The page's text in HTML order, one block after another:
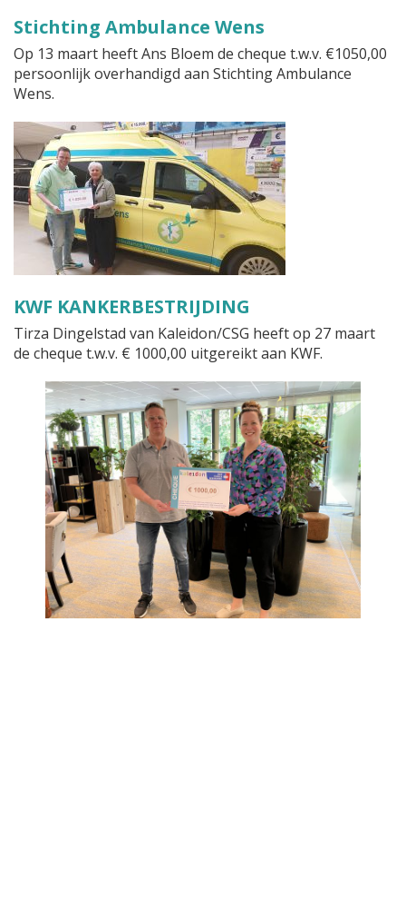
Stichting Ambulance Wens
Op 13 maart heeft Ans Bloem de cheque t.w.v. €1050,00
persoonlijk overhandigd aan Stichting Ambulance
Wens.
KWF KANKERBESTRIJDING
Tirza Dingelstad van Kaleidon/CSG heeft op 27 maart
de cheque t.w.v. € 1000,00 uitgereikt aan KWF.